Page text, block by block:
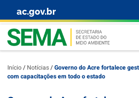
Skip to content
ac.gov.br
Início/ Notícias/Governo do Acre fortalece
com capacitações em todo o estado